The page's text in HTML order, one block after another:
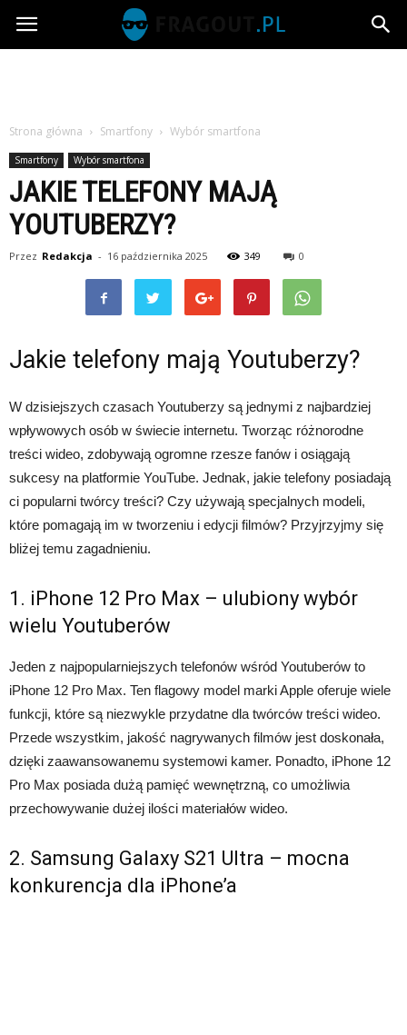
Fragout.pl
Strona główna Smartfony Wybór smartfona
Smartfony Wybór smartfona
JAKIE TELEFONY MAJĄ
YOUTUBERZY?
Przez Redakcja - 16 października 2025 349 0
Jakie telefony mają Youtuberzy?
W dzisiejszych czasach Youtuberzy są jednymi z najbardziej
wpływowych osób w świecie internetu. Tworząc różnorodne
treści wideo, zdobywają ogromne rzesze fanów i osiągają
sukcesy na platformie YouTube. Jednak, jakie telefony posiadają
ci popularni twórcy treści? Czy używają specjalnych modeli,
które pomagają im w tworzeniu i edycji filmów? Przyjrzyjmy się
bliżej temu zagadnieniu.
1. iPhone 12 Pro Max – ulubiony wybór
wielu Youtuberów
Jeden z najpopularniejszych telefonów wśród Youtuberów to
iPhone 12 Pro Max. Ten flagowy model marki Apple oferuje wiele
funkcji, które są niezwykle przydatne dla twórców treści wideo.
Przede wszystkim, jakość nagrywanych filmów jest doskonała,
dzięki zaawansowanemu systemowi kamer. Ponadto, iPhone 12
Pro Max posiada dużą pamięć wewnętrzną, co umożliwia
przechowywanie dużej ilości materiałów wideo.
2. Samsung Galaxy S21 Ultra – mocna
konkurencja dla iPhone’a